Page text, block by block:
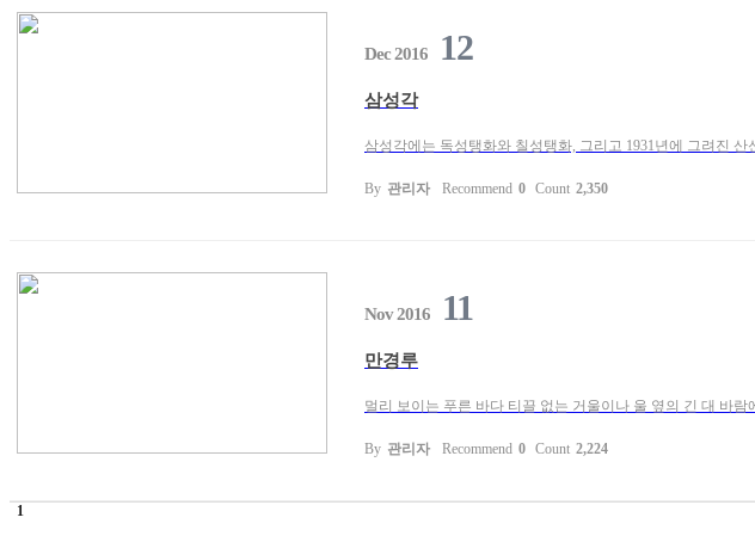
Dec 2016 12
삼성각
삼성각에는 독성탱화와 칠성탱화, 그리고 1931년에 그려진
By 관리자 Recommend 0 Count 2,350
Nov 2016 11
만경루
멀리 보이는 푸른 바다 티끌 없는 거울이나 울 옆의 긴 대 바
By 관리자 Recommend 0 Count 2,224
1